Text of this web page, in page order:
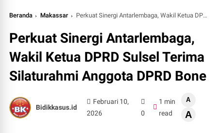
Beranda Makassar Perkuat Sinergi Antarlembaga, Wakil Ketua DPRD Sulsel Terima Silaturahmi Anggota DPRD Bone
Perkuat Sinergi Antarlembaga,
Wakil Ketua DPRD Sulsel Terima
Silaturahmi Anggota DPRD Bone
Bidikkasus.id
Februari 10,
2026
0
1 min
read
A
A